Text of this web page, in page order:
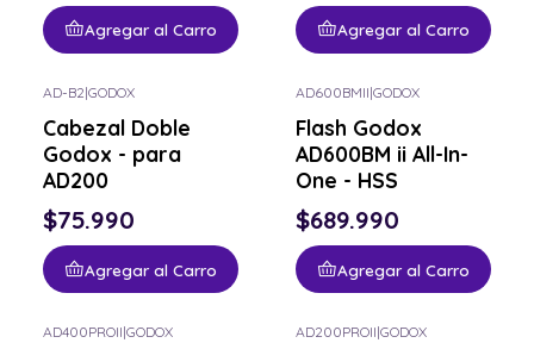
Agregar al Carro Agregar al Carro
AD-B2|GODOX
Cabezal Doble
Godox - para
AD200
$75.990
Agregar al Carro
AD600BMII|GODOX
Flash Godox
AD600BM ii All-In-
One - HSS
$689.990
Agregar al Carro
AD400PROII|GODOX AD200PROII|GODOX